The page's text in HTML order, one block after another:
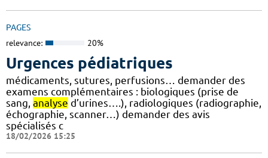
PAGES
relevance: 20%
Urgences pédiatriques
médicaments, sutures, perfusions… demander des
examens complémentaires : biologiques (prise de
sang, analyse d’urines….), radiologiques (radiographie,
échographie, scanner…) demander des avis
spécialisés c
18/02/2026 15:25